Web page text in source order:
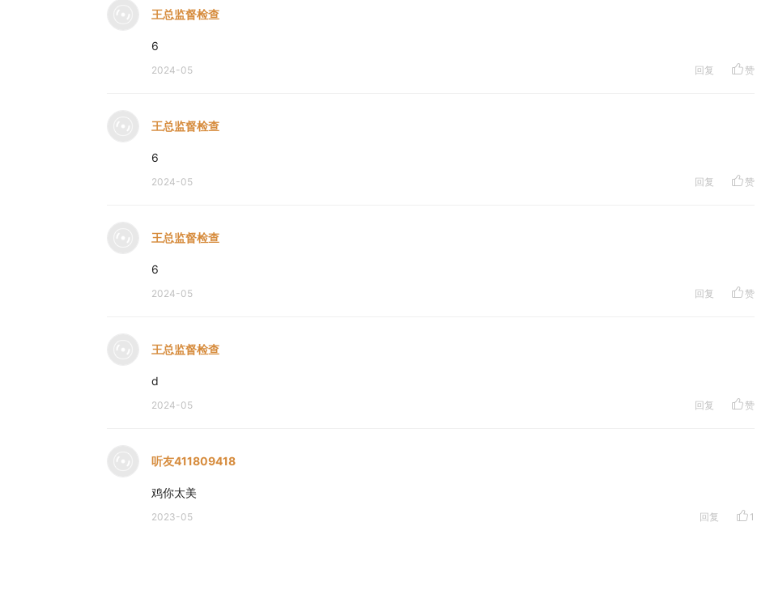
王总监督检查
6
2024-05 回复 赞
王总监督检查
6
2024-05 回复 赞
王总监督检查
6
2024-05 回复 赞
王总监督检查
d
2024-05 回复 赞
听友411809418
鸡你太美
2023-05 回复 1